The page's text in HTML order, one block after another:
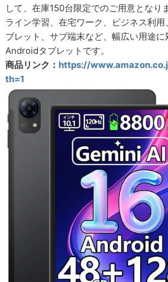
して、在庫150台限定でのご用意となり
ライン学習、在宅ワーク、ビジネス利
ブレット、サブ端末など、幅広い用途
Androidタブレットです。
商品リンク： https://
th=1